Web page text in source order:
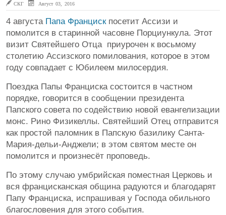
СКГ Август 03, 2016
4 августа Папа Францискпосетит Ассизи и
помолится в старинной часовне Порциункула. Этот
визит Святейшего Отца приурочен к восьмому
столетию Ассизского помилования, которое в этом
году совпадает с Юбилеем милосердия.
Поездка Папы Франциска состоится в частном
порядке, говорится в сообщении президента
Папского совета по содействию новой евангелизации
монс. Рино Физикеллы. Святейший Отец отправится
как простой паломник в Папскую базилику Санта-
Мария-дельи-Анджели; в этом святом месте он
помолится и произнесёт проповедь.
По этому случаю умбрийская поместная Церковь и
вся францисканская община радуются и благодарят
Папу Франциска, испрашивая у Господа обильного
благословения для этого события.